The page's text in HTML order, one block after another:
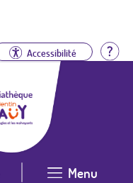
Accessibilité
Menu